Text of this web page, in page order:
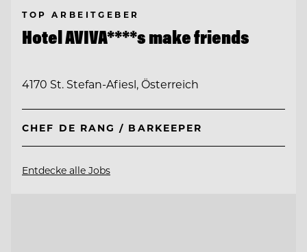
TOP ARBEITGEBER
Hotel AVIVA****s make friends
4170 St. Stefan-Afiesl, Österreich
CHEF DE RANG / BARKEEPER
Entdecke alle Jobs